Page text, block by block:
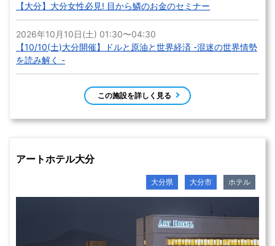
【大分】大分女性必見! 目から鱗のお金のセミナー
2026年10月10日(土) 01:30〜04:30
【10/10(土)大分開催】ドルと原油と世界経済 -混迷の世界情勢
を読み解く -
この施設を詳しく見る
アートホテル大分
大分県 大分市 ホテル